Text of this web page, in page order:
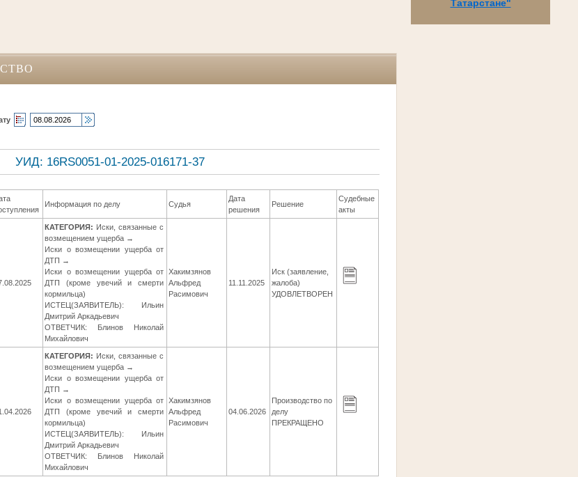
Татарстане"
УИД: 16RS0051-01-2025-016171-37
Информация по делу Судья
Дата
решения
Решение
Судебные
акты
КАТЕГОРИЯ: Иски, связанные с
возмещением ущерба →
Иски о возмещении ущерба от
ДТП →
Иски о возмещении ущерба от
ДТП (кроме увечий и смерти
кормильца)
ИСТЕЦ(ЗАЯВИТЕЛЬ): Ильин
Дмитрий Аркадьевич
ОТВЕТЧИК: Блинов Николай
Михайлович
Хакимзянов
Альфред
Расимович
11.11.2025
Иск (заявление,
жалоба)
УДОВЛЕТВОРЕН
КАТЕГОРИЯ: Иски, связанные с
возмещением ущерба →
Иски о возмещении ущерба от
ДТП →
Иски о возмещении ущерба от
ДТП (кроме увечий и смерти
кормильца)
ИСТЕЦ(ЗАЯВИТЕЛЬ): Ильин
Дмитрий Аркадьевич
ОТВЕТЧИК: Блинов Николай
Михайлович
Хакимзянов
Альфред
Расимович
04.06.2026
Производство по
делу
ПРЕКРАЩЕНО